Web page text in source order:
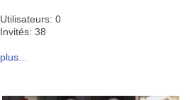
Utilisateurs: 0
Invités: 38
plus...